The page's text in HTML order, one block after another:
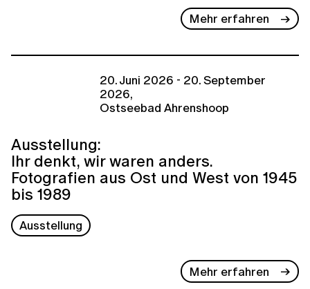
Mehr erfahren
20. Juni 2026 - 20. September
2026,
Ostseebad Ahrenshoop
Ausstellung:
Ihr denkt, wir waren anders.
Fotografien aus Ost und West von 1945
bis 1989
Ausstellung
Mehr erfahren